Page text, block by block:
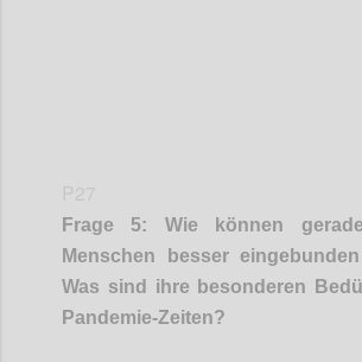
Frage 5: Wie können
Menschen besser
Was sind ihre besonderen
Pandemie-Zeiten?